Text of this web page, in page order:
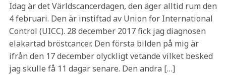
Idag är det Världscancerdagen, den äger alltid rum den
4 februari. Den är instiftad av Union for International
Control (UICC). 28 december 2017 fick jag diagnosen
elakartad bröstcancer. Den första bilden på mig är
ifrån den 17 december olyckligt vetande vilket besked
jag skulle få 11 dagar senare. Den andra […]